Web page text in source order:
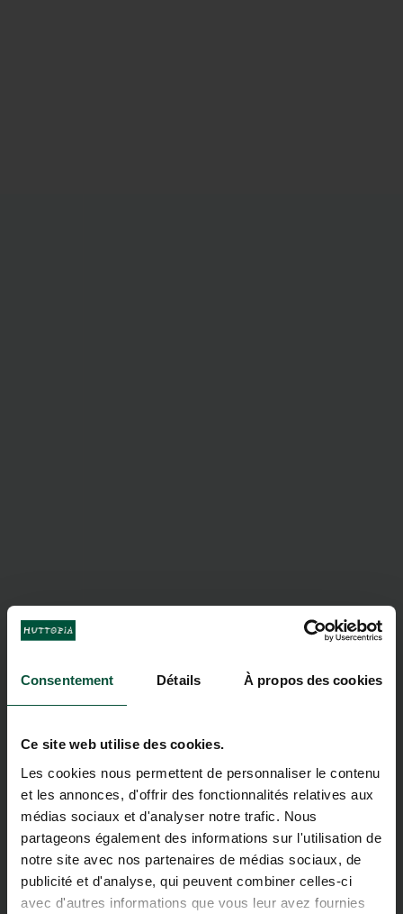
Consentement Détails À propos des cookies
Ce site web utilise des cookies.
Les cookies nous permettent de personnaliser le contenu
et les annonces, d'offrir des fonctionnalités relatives aux
médias sociaux et d'analyser notre trafic. Nous
partageons également des informations sur l'utilisation de
notre site avec nos partenaires de médias sociaux, de
publicité et d'analyse, qui peuvent combiner celles-ci
avec d'autres informations que vous leur avez fournies